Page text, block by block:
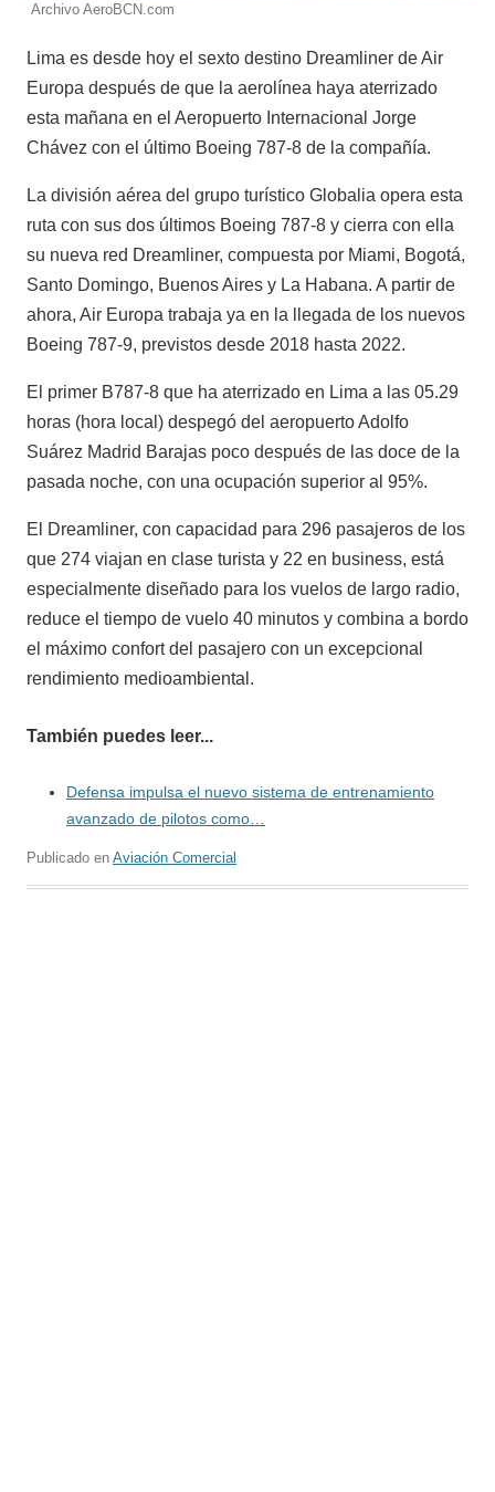
Archivo AeroBCN.com
Lima es desde hoy el sexto destino Dreamliner de Air
Europa después de que la aerolínea haya aterrizado
esta mañana en el Aeropuerto Internacional Jorge
Chávez con el último Boeing 787-8 de la compañía.
La división aérea del grupo turístico Globalia opera esta
ruta con sus dos últimos Boeing 787-8 y cierra con ella
su nueva red Dreamliner, compuesta por Miami, Bogotá,
Santo Domingo, Buenos Aires y La Habana. A partir de
ahora, Air Europa trabaja ya en la llegada de los nuevos
Boeing 787-9, previstos desde 2018 hasta 2022.
El primer B787-8 que ha aterrizado en Lima a las 05.29
horas (hora local) despegó del aeropuerto Adolfo
Suárez Madrid Barajas poco después de las doce de la
pasada noche, con una ocupación superior al 95%.
El Dreamliner, con capacidad para 296 pasajeros de los
que 274 viajan en clase turista y 22 en business, está
especialmente diseñado para los vuelos de largo radio,
reduce el tiempo de vuelo 40 minutos y combina a bordo
el máximo confort del pasajero con un excepcional
rendimiento medioambiental.
También puedes leer...
Defensa impulsa el nuevo sistema de entrenamiento
avanzado de pilotos como…
Publicado en Aviación Comercial